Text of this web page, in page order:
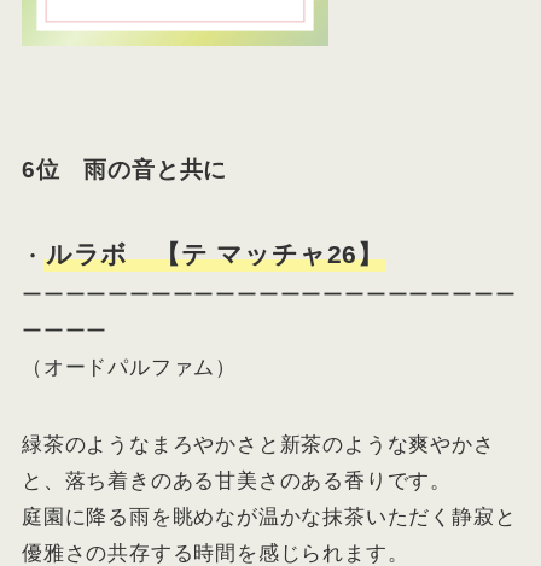
6位 雨の音と共に
・ ルラボ 【テ マッチャ26】
ーーーーーーーーーーーーーーーーーーーーーーー
ーーーー
（オードパルファム）
緑茶のようなまろやかさと新茶のような爽やかさ
と、落ち着きのある甘美さのある香りです。
庭園に降る雨を眺めなが温かな抹茶いただく静寂と
優雅さの共存する時間を感じられます。